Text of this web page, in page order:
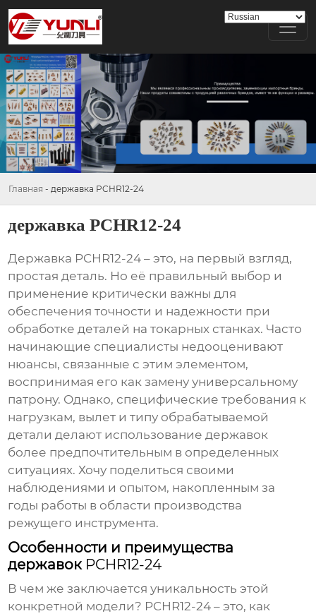
Главная - державка PCHR12-24
державка PCHR12-24
Державка PCHR12-24 – это, на первый взгляд,
простая деталь. Но её правильный выбор и
применение критически важны для
обеспечения точности и надежности при
обработке деталей на токарных станках. Часто
начинающие специалисты недооценивают
нюансы, связанные с этим элементом,
воспринимая его как замену универсальному
патрону. Однако, специфические требования к
нагрузкам, вылет и типу обрабатываемой
детали делают использованиедержавок
более предпочтительным в определенных
ситуациях. Хочу поделиться своими
наблюдениями и опытом, накопленным за
годы работы в области производства
режущего инструмента.
Особенности и преимущества
державок PCHR12-24
В чем же заключается уникальность этой
конкретной модели? PCHR12-24 – это, как